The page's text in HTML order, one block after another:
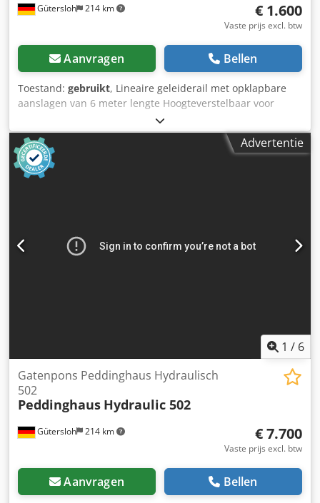
Gütersloh 214 km € 1.600
Vaste prijs excl. btw
Aanvragen Bellen
Toestand: gebruikt, Lineaire geleiderail met opklapbare
aanslagen van 6 meter lengte Hoogteverstelbaar voor
montage aan ponsmachines Dcsdpfx Aijvcmrgeqsk
Advertentie
1 / 6
Gütersloh 214 km
Gatenpons Peddinghaus Hydraulisch
502
Peddinghaus Hydraulic 502
€ 7.700
Vaste prijs excl. btw
Aanvragen Bellen